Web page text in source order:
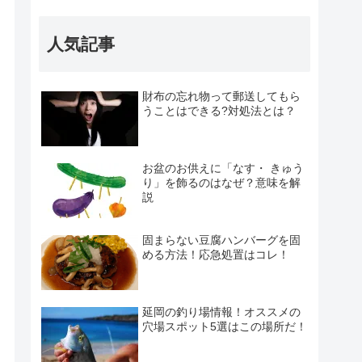
人気記事
財布の忘れ物って郵送してもら
うことはできる?対処法とは？
お盆のお供えに「なす・ きゅう
り」を飾るのはなぜ？意味を解
説
固まらない豆腐ハンバーグを固
める方法！応急処置はコレ！
延岡の釣り場情報！オススメの
穴場スポット5選はこの場所だ！